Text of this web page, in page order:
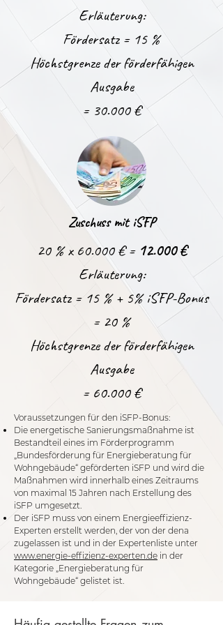
Erläuterung:
Fördersatz = 15 %
Höchstgrenze der förderfähigen
Ausgabe
= 30.000 €
Zuschuss mit iSFP
20 % x 60.000 € = 12.000 €
Erläuterung:
Fördersatz = 15 % + 5% iSFP-Bonus
= 20 %
Höchstgrenze der förderfähigen
Ausgabe
= 60.000 €
Voraussetzungen für den iSFP-Bonus:
Die energetische Sanierungsmaßnahme ist
Bestandteil eines im Förderprogramm
„Bundesförderung für Energieberatung für
Wohngebäude“ geförderten iSFP und wird die
Maßnahmen wird innerhalb eines Zeitraums
von maximal 15 Jahren nach Erstellung des
iSFP umgesetzt.
Der iSFP muss von einem Energieeffizienz-
Experten erstellt werden, der von der dena
zugelassen ist und in der Expertenliste unter
www.energie-effizienz-experten.de in der
Kategorie „Energieberatung für
Wohngebäude“ gelistet ist.